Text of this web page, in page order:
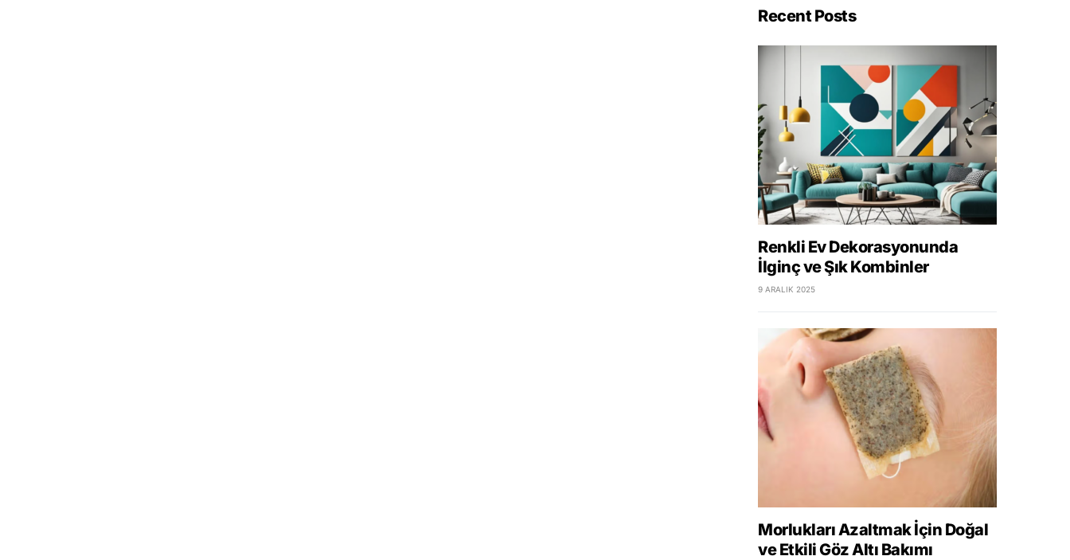
Recent Posts
Renkli Ev Dekorasyonunda
İlginç ve Şık Kombinler
9 ARALIK 2025
Morlukları Azaltmak İçin Doğal
ve Etkili Göz Altı Bakımı